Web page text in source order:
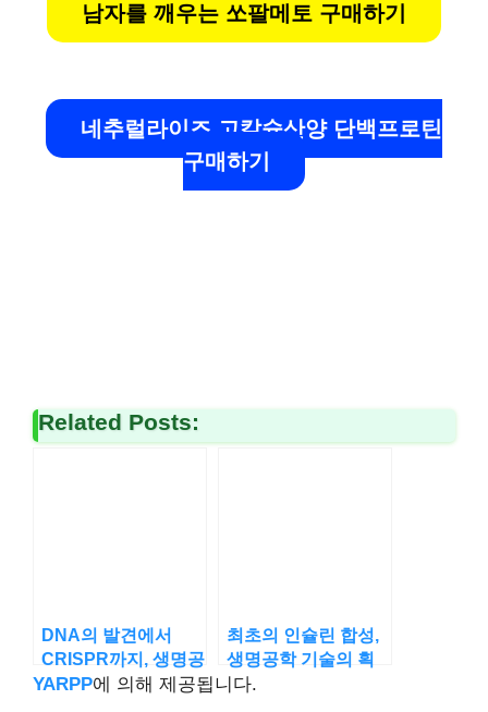
남자를 깨우는 쏘팔메토 구매하기
네추럴라이즈 고칼슘산양 단백프로틴
구매하기
Related Posts:
DNA의 발견에서
CRISPR까지, 생명공
학의 대변혁
최초의 인슐린 합성,
생명공학 기술의 획
기적 순간
YARPP에 의해 제공됩니다.